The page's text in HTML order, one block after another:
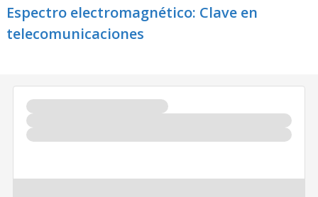
Espectro electromagnético: Clave en
telecomunicaciones